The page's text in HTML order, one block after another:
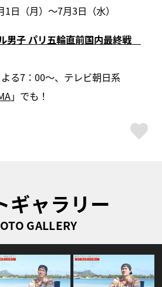
日（月）〜7月3日（水）
男子 パリ五輪直前国内最終戦
る7：00〜、テレビ朝日系
」でも！
ギャラリー
GALLERY